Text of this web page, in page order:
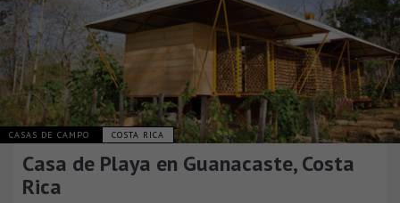
CASAS DE CAMPO COSTA RICA
Casa de Playa en Guanacaste, Costa
Rica